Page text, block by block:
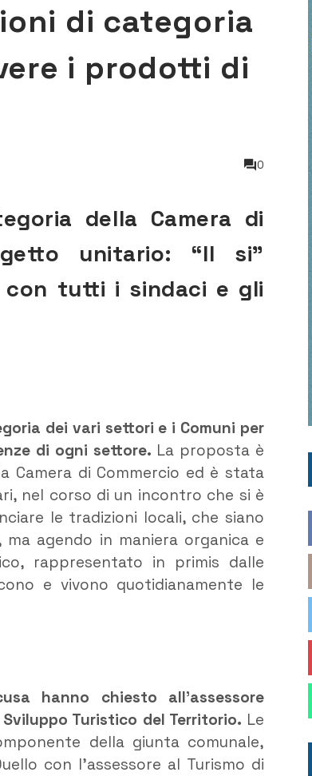
di categoria
i prodotti di
0
della Camera di
unitario: “Il si”
con tutti i sindaci e gli
dei vari settori e i Comuni per
di ogni settore. La proposta è
Camera di Commercio ed è stata
nel corso di un incontro che si è
le tradizioni locali, che siano
agendo in maniera organica e
rappresentato in primis dalle
e vivono quotidianamente le
hanno chiesto all’assessore
Turistico del Territorio. Le
della giunta comunale,
con l’assessore al Turismo di